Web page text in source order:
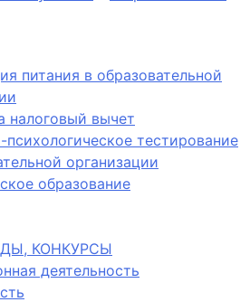
питания в образовательной
налоговый вычет
психологическое тестирование
организации
образование
КОНКУРСЫ
деятельность